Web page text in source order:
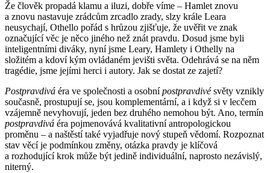
Že člověk propadá klamu a iluzi, dobře víme – Hamlet znovu
a znovu nastavuje zrádcům zrcadlo zrady, slzy krále Leara
neusychají, Othello pořád s hrůzou zjišťuje, že uvěřit ve znak
označující věc je něco jiného než znát pravdu. Dosud jsme byli
inteligentními diváky, nyní jsme Leary, Hamlety i Othelly na
složitém a kdoví kým ovládaném jevišti světa. Odehrává se na něm
tragédie, jsme jejími herci i autory. Jak se dostat ze zajetí?
Postpravdivá éra ve společnosti a osobnípostpravdivésvěty vznikly
současně, prostupují se, jsou komplementární, a i když si v lecčem
vzájemně nevyhovují, jeden bez druhého nemohou být. Ano, termín
postpravdivá éra pojmenovává kvalitativní antropologickou
proměnu – a naštěstí také vyjadřuje nový stupeň vědomí. Rozpoznat
stav věcí je podmínkou změny, otázka pravdy je klíčová
a rozhodující krok může být jedině individuální, naprosto nezávislý,
niterný.